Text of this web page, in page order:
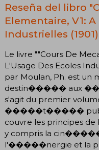
Reseña del libro
Elementaire, V1:
Industrielles
Le livre ""Cours De
L'Usage Des Ecoles
par Moulan, Ph. est
destin����� aux
s'agit du premier
�����t�����
couvre les principes
y compris la
l'�����nergie et la